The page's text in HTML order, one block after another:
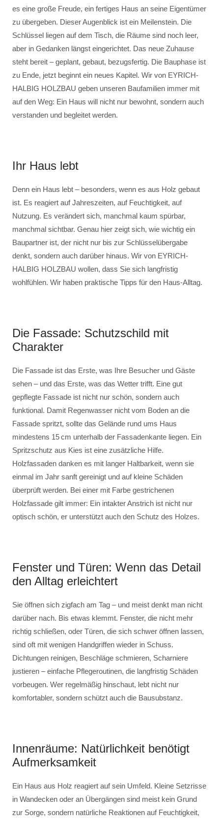
es eine große Freude, ein fertiges Haus an seine Eigentümer
zu übergeben. Dieser Augenblick ist ein Meilenstein. Die
Schlüssel liegen auf dem Tisch, die Räume sind noch leer,
aber in Gedanken längst eingerichtet. Das neue Zuhause
steht bereit – geplant, gebaut, bezugsfertig. Die Bauphase ist
zu Ende, jetzt beginnt ein neues Kapitel. Wir von EYRICH-
HALBIG HOLZBAU geben unseren Baufamilien immer mit
auf den Weg: Ein Haus will nicht nur bewohnt, sondern auch
verstanden und begleitet werden.
Ihr Haus lebt
Denn ein Haus lebt – besonders, wenn es aus Holz gebaut
ist. Es reagiert auf Jahreszeiten, auf Feuchtigkeit, auf
Nutzung. Es verändert sich, manchmal kaum spürbar,
manchmal sichtbar. Genau hier zeigt sich, wie wichtig ein
Baupartner ist, der nicht nur bis zur Schlüsselübergabe
denkt, sondern auch darüber hinaus. Wir von EYRICH-
HALBIG HOLZBAU wollen, dass Sie sich langfristig
wohlfühlen. Wir haben praktische Tipps für den Haus-Alltag.
Die Fassade: Schutzschild mit
Charakter
Die Fassade ist das Erste, was Ihre Besucher und Gäste
sehen – und das Erste, was das Wetter trifft. Eine gut
gepflegte Fassade ist nicht nur schön, sondern auch
funktional. Damit Regenwasser nicht vom Boden an die
Fassade spritzt, sollte das Gelände rund ums Haus
mindestens 15 cm unterhalb der Fassadenkante liegen. Ein
Spritzschutz aus Kies ist eine zusätzliche Hilfe.
Holzfassaden danken es mit langer Haltbarkeit, wenn sie
einmal im Jahr sanft gereinigt und auf kleine Schäden
überprüft werden. Bei einer mit Farbe gestrichenen
Holzfassade gilt immer: Ein intakter Anstrich ist nicht nur
optisch schön, er unterstützt auch den Schutz des Holzes.
Fenster und Türen: Wenn das Detail
den Alltag erleichtert
Sie öffnen sich zigfach am Tag – und meist denkt man nicht
darüber nach. Bis etwas klemmt. Fenster, die nicht mehr
richtig schließen, oder Türen, die sich schwer öffnen lassen,
sind oft mit wenigen Handgriffen wieder in Schuss.
Dichtungen reinigen, Beschläge schmieren, Scharniere
justieren – einfache Pflegeroutinen, die langfristig Schäden
vorbeugen. Wer regelmäßig hinschaut, lebt nicht nur
komfortabler, sondern schützt auch die Bausubstanz.
Innenräume: Natürlichkeit benötigt
Aufmerksamkeit
Ein Haus aus Holz reagiert auf sein Umfeld. Kleine Setzrisse
in Wandecken oder an Übergängen sind meist kein Grund
zur Sorge, sondern natürliche Reaktionen auf Feuchtigkeit,